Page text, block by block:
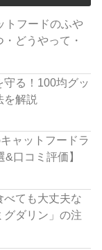
トフードのふや
どうやって・
る！100均グッ
を解説
ャットフードラ
口コミ評価】
べても大丈夫な
グダリン」の注